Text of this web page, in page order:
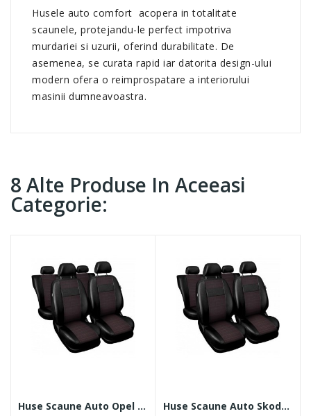
Husele auto comfort acopera in totalitate
scaunele, protejandu-le perfect impotriva
murdariei si uzurii, oferind durabilitate. De
asemenea, se curata rapid iar datorita design-ului
modern ofera o reimprospatare a interiorului
masinii dumneavoastra.
8 Alte Produse In Aceeasi
Categorie:
Huse Scaune Auto Opel Antara II Piele Cu Stofă... Huse Scaune Auto Skoda Romster Piele Cu Stofă...